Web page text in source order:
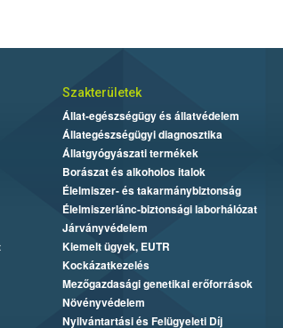
Szakterületek
Állat-egészségügy és állatvédelem
Állategészségügyi diagnosztika
Állatgyógyászati termékek
Borászat és alkoholos italok
Élelmiszer- és takarmánybiztonság
Élelmiszerlánc-biztonsági laborhálózat
Járványvédelem
Kiemelt ügyek, EUTR
Kockázatkezelés
Mezőgazdasági genetikai erőforrások
Növényvédelem
Nyilvántartási és Felügyeleti Díj